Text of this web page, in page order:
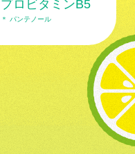
プロビタミンB5
＊ パンテノール